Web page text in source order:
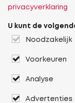
privacyverklaring
U kunt de
Noodzakelijk
Voorkeuren
Analyse
Advertenties